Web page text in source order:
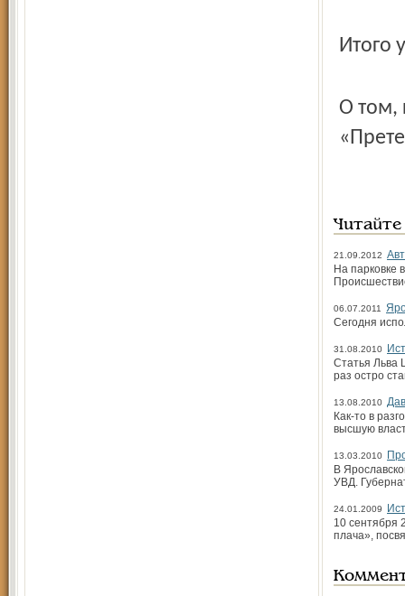
Итого
О том,
21.09.2012
На парковке
06.07.2011
Сегодня
31.08.2010
Статья Льва
раз остро
13.08.2010
Как-то в
высшую
13.03.2010
В
УВД.
24.01.2009
10 сентября
плача»,